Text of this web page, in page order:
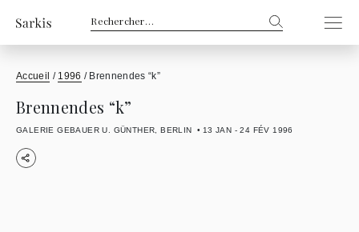
Rechercher :
Accueil / 1996 / Brennendes “k”
Brennendes “k”
GALERIE GEBAUER U. GÜNTHER, BERLIN 13 JAN - 24 FÉV 1996